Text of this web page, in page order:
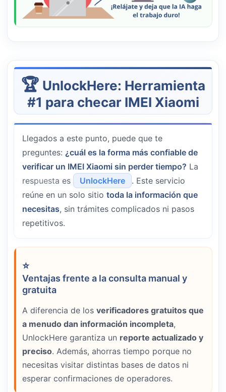
UnlockHere: Herramienta
#1 para checar IMEI Xiaomi
Llegados a este punto, puede que te
preguntes: ¿cuál es la forma más confiable de
verificar un IMEI Xiaomi sin perder tiempo? La
respuesta es
UnlockHere
. Este servicio
reúne en un solo sitio toda la información que
necesitas, sin trámites complicados ni pasos
repetitivos.
Ventajas frente a la consulta manual y
gratuita
A diferencia de los verificadores gratuitos que
a menudo dan información incompleta,
UnlockHere garantiza un reporte actualizado y
preciso. Además, ahorras tiempo porque no
necesitas visitar distintas bases de datos ni
esperar confirmaciones de operadores.